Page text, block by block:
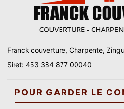
Franck couverture, Charpente,
Siret: 453 384 877 00040
POUR GARDER LE